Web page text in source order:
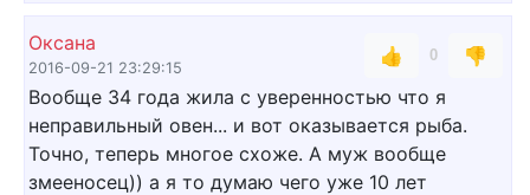
Оксана
2016-09-21 23:29:15
👍 0
👎
Вообще 34 года жила с уверенностью что я
неправильный овен... и вот оказывается рыба.
Точно, теперь многое схоже. А муж вообще
змееносец)) а я то думаю чего уже 10 лет